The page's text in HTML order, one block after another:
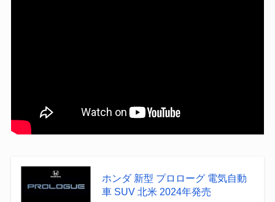
ホンダ 新型 プロローグ 電気自動
車 SUV 北米 2024年発売